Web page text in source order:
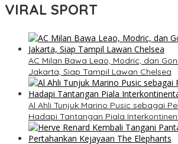
VIRAL SPORT
AC Milan Bawa Leao, Modric, dan
Jakarta, Siap Tampil Lawan Chelsea
Al Ahli Tunjuk Marino Pusic sebagai
Hadapi Tantangan Piala